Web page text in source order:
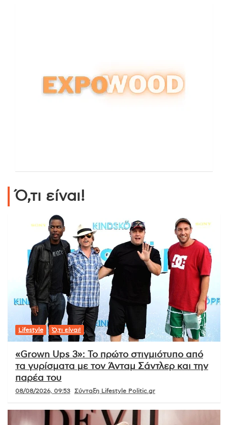
Ό,τι είναι!
Lifestyle Ό,τι είναι!
«Grown Ups 3»: Το πρώτο στιγμιότυπο από
τα γυρίσματα με τον Άνταμ Σάντλερ και την
παρέα του
08/08/2026, 09:53 Σύνταξη Lifestyle Politic.gr